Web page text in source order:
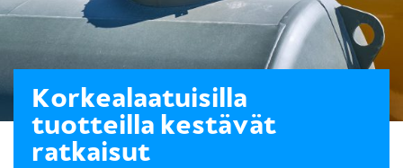
Korkealaatuisilla
tuotteilla kestävät
ratkaisut